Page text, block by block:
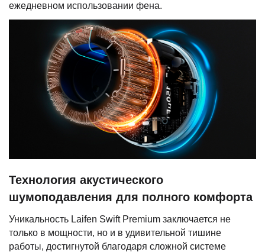
ежедневном использовании фена.
Технология акустического
шумоподавления для полного комфорта
Уникальность Laifen Swift Premium заключается не
только в мощности, но и в удивительной тишине
работы, достигнутой благодаря сложной системе